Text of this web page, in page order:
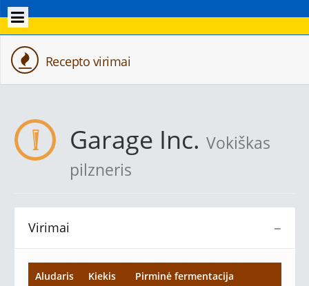
Recepto virimai
Garage Inc. Vokiškas
pilzneris
−
Virimai
Aludaris Kiekis Pirminė fermentacija